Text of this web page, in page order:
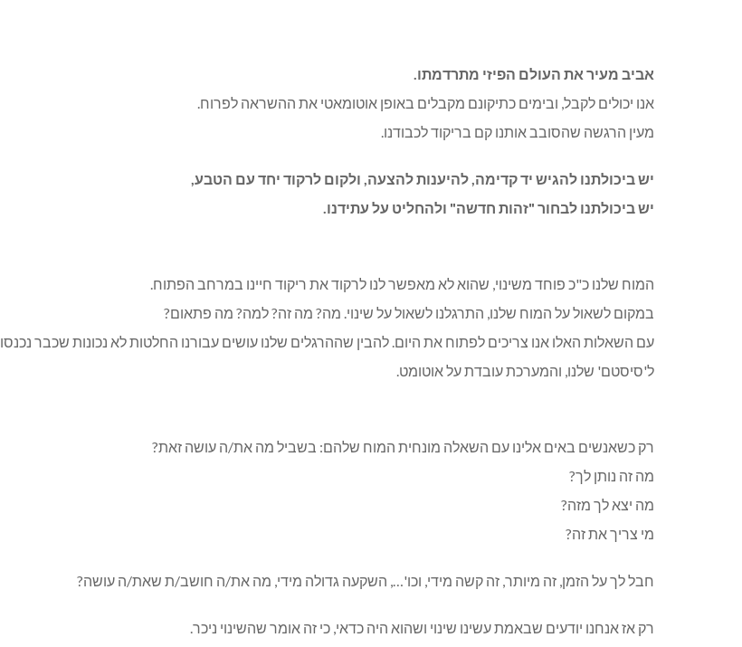
אביב מעיר את העולם הפיזי מתרדמתו.
אנו יכולים לקבל, ובימים כתיקונם מקבלים באופן אוטומאטי את ההשראה לפרוח.
מעין הרגשה שהסובב אותנו קם בריקוד לכבודנו.
יש ביכולתנו להגיש יד קדימה, להיענות להצעה, ולקום לרקוד יחד עם הטבע,
יש ביכולתנו לבחור "זהות חדשה" ולהחליט על עתידנו.
המוח שלנו כ"כ פוחד משינוי, שהוא לא מאפשר לנו לרקוד את ריקוד חיינו במרחב הפתוח.
במקום לשאול על המוח שלנו, התרגלנו לשאול על שינוי. מה? מה זה? למה? מה פתאום?
עם השאלות האלו אנו צריכים לפתוח את היום. להבין שההרגלים שלנו עושים עבורנו החלטות לא נכונות שכבר נכנסו
ל'סיסטם' שלנו, והמערכת עובדת על אוטומט.
רק כשאנשים באים אלינו עם השאלה מונחית המוח שלהם: בשביל מה את/ה עושה זאת?
מה זה נותן לך?
מה יצא לך מזה?
מי צריך את זה?
חבל לך על הזמן, זה מיותר, זה קשה מידי, וכו'…, השקעה גדולה מידי, מה את/ה חושב/ת שאת/ה עושה?
רק אז אנחנו יודעים שבאמת עשינו שינוי ושהוא היה כדאי, כי זה אומר שהשינוי ניכר.